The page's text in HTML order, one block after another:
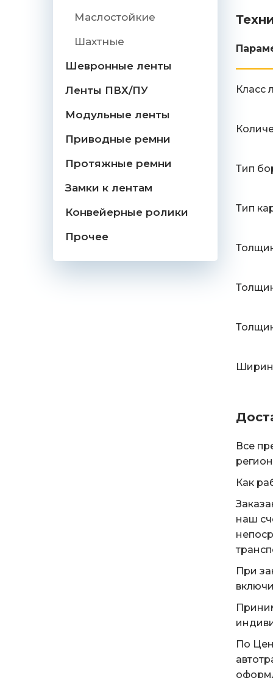
Маслостойкие
Шахтные
Шевронные ленты
Ленты ПВХ/ПУ
Модульные ленты
Приводные ремни
Протяжные ремни
Замки к лентам
Конвейерные ролики
Прочее
Класс
Тип
Тип
Все
Как
наш
При
По